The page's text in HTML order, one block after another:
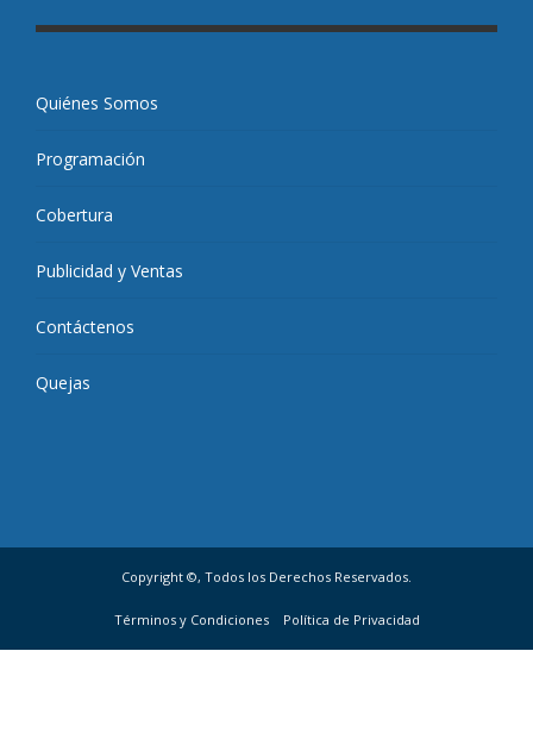
Quiénes Somos
Programación
Cobertura
Publicidad y Ventas
Contáctenos
Quejas
Copyright ©, Todos los Derechos Reservados.
Términos y Condiciones Política de Privacidad